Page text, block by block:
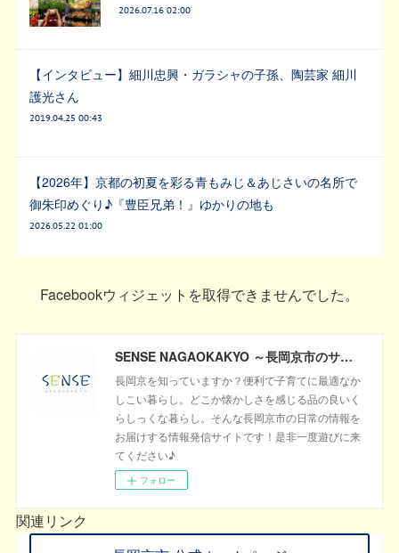
2026.07.16 02:00
【インタビュー】細川忠興・ガラシャの子孫、陶芸家 細川
護光さん
2019.04.25 00:43
【2026年】京都の初夏を彩る青もみじ＆あじさいの名所で
御朱印めぐり♪『豊臣兄弟！』ゆかりの地も
2026.05.22 01:00
Facebookウィジェットを取得できませんでした。
SENSE NAGAOKAKYO ～長岡京市のサブサイト～
長岡京を知っていますか？便利で子育てに最適なか
しこい暮らし。どこか懐かしさを感じる品の良いく
らしっくな暮らし。そんな長岡京市の日常の情報を
お届けする情報発信サイトです！是非一度遊びに来
てください♪
フォロー
関連リンク